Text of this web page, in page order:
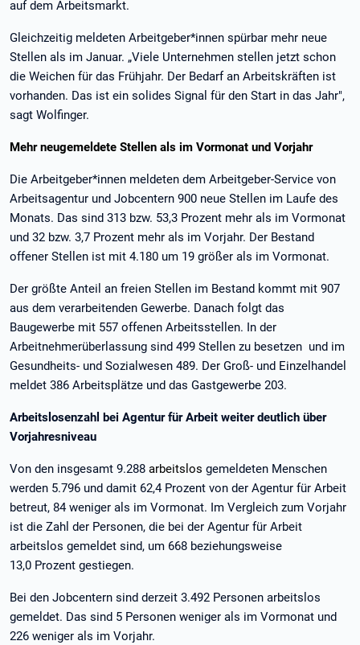
auf dem Arbeitsmarkt.
Gleichzeitig meldeten Arbeitgeber*innen spürbar mehr neue
Stellen als im Januar. „Viele Unternehmen stellen jetzt schon
die Weichen für das Frühjahr. Der Bedarf an Arbeitskräften ist
vorhanden. Das ist ein solides Signal für den Start in das Jahr",
sagt Wolfinger.
Mehr neugemeldete Stellen als im Vormonat und Vorjahr
Die Arbeitgeber*innen meldeten dem Arbeitgeber-Service von
Arbeitsagentur und Job­centern 900 neue Stellen im Laufe des
Monats. Das sind 313 bzw. 53,3 Prozent mehr als im Vormonat
und 32 bzw. 3,7 Prozent mehr als im Vorjahr. Der Bestand
offener Stellen ist mit 4.180 um 19 größer als im Vormonat.
Der größte Anteil an freien Stellen im Bestand kommt mit 907
aus dem verarbeitenden Gewerbe. Danach folgt das
Baugewerbe mit 557 offenen Arbeitsstellen. In der
Arbeitnehmerüberlassung sind 499 Stellen zu besetzen und im
Gesundheits- und Sozialwesen 489. Der Groß- und Einzelhandel
meldet 386 Arbeitsplätze und das Gastgewerbe 203.
Arbeitslosenzahl bei Agentur für Arbeit weiter deutlich über
Vorjahresniveau
Von den insgesamt 9.288 arbeitslos gemeldeten Menschen
werden 5.796 und damit 62,4 Prozent von der Agentur für Arbeit
betreut, 84 weniger als im Vormonat. Im Vergleich zum Vorjahr
ist die Zahl der Personen, die bei der Agentur für Arbeit
arbeitslos gemeldet sind, um 668 beziehungsweise
13,0 Prozent gestiegen.
Bei den Jobcentern sind derzeit 3.492 Personen arbeitslos
gemeldet. Das sind 5 Personen weniger als im Vormonat und
226 weniger als im Vorjahr.